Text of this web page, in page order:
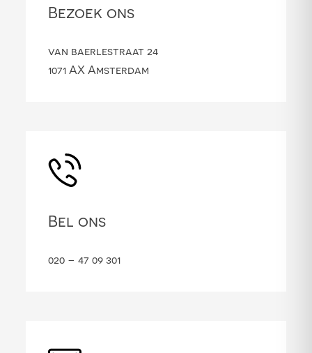
Bezoek ons
van baerlestraat 24
1071 AX Amsterdam
Bel ons
020 – 47 09 301